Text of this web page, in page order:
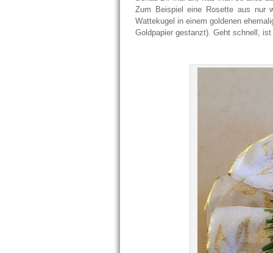
Zum Beispiel eine Rosette aus nur
Wattekugel in einem goldenen
Goldpapier gestanzt). Geht schnell,